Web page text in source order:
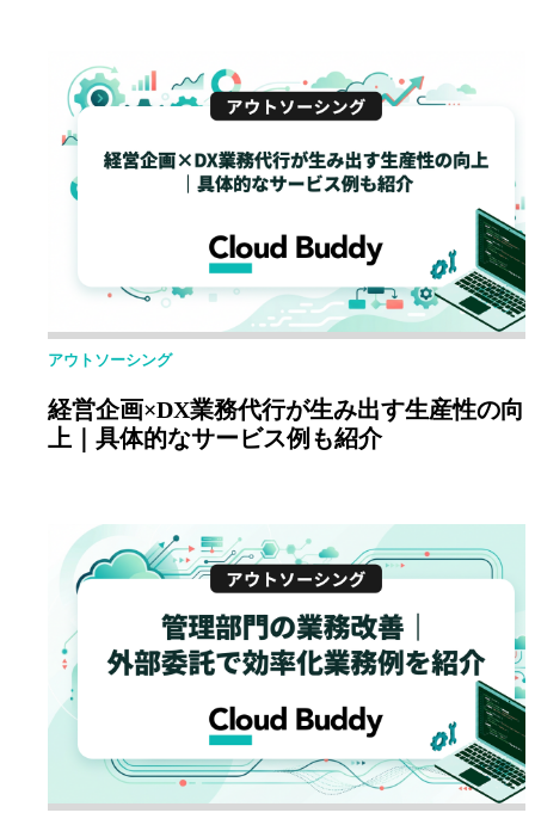
アウトソーシング
経営企画×DX業務代行が生み出す生産性の向
上｜具体的なサービス例も紹介